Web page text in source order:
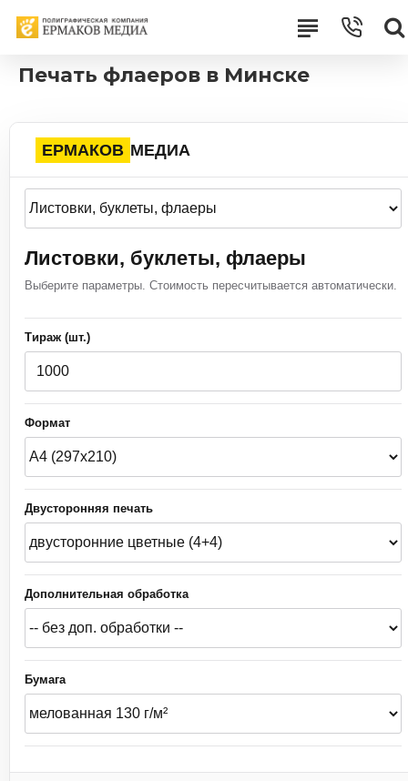
Печать флаеров в Минске
ЕРМАКОВ МЕДИА
Листовки, буклеты, флаеры
Выберите параметры. Стоимость пересчитывается автоматически.
Тираж (шт.)
Формат
Двусторонняя печать
Дополнительная обработка
Бумага